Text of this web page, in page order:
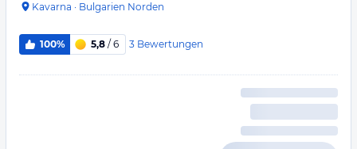
Kavarna · Bulgarien Norden
100% 5,8 / 6 3 Bewertungen